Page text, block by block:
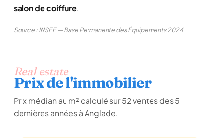
salon de coiffure.
Source : INSEE — Base Permanente des Équipements 2024
Real estate
Prix de l'immobilier
Prix médian au m² calculé sur 52 ventes des 5
dernières années à Anglade.